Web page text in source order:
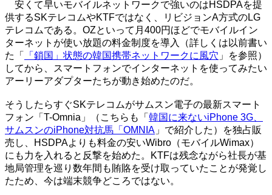
安くて早いモバイルネットワークで強いのはHSDPAを提
供するSKテレコムやKTFではなく、リビジョンA方式のLG
テレコムである。OZといって月400円ほどでモバイルイン
ターネットが使い放題の料金制度を導入（詳しくは以前書い
た「
「鎖国」状態の韓国携帯ネットワークに風穴 」を参照）
してから、スマートフォンでインターネットを使ってみたい
アーリーアダプターたちが動き始めたのだ。
そうしたらすぐSKテレコムがサムスン電子の最新スマート
フォン「T-Omnia」（こちらも「 韓国に来ないiPhone 3G、
サムスンのiPhone対抗馬「OMNIA 」で紹介した）を独占販
売し、HSDPAよりも料金の安いWibro（モバイルWimax）
にも力を入れると反撃を始めた。KTFは残念ながら社長が基
地局管理を巡り数年間も賄賂を受け取っていたことが発覚し
たため、今は端末競争どころではない。